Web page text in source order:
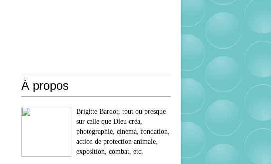
À propos
Brigitte Bardot, tout ou presque
sur celle que Dieu créa,
photographie, cinéma, fondation,
action de protection animale,
exposition, combat, etc.